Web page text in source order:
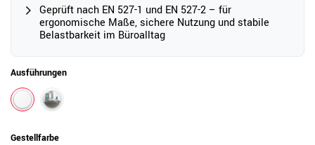
Geprüft nach EN 527-1 und EN 527-2 – für
ergonomische Maße, sichere Nutzung und stabile
Belastbarkeit im Büroalltag
Ausführungen
Gestellfarbe